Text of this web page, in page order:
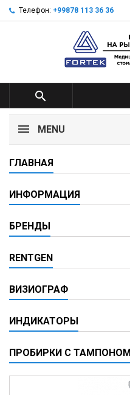
Телефон: +99878 113 36 36

MENU
ГЛАВНАЯ
ИНФОРМАЦИЯ
БРЕНДЫ
RENTGEN
ВИЗИОГРАФ
ИНДИКАТОРЫ
ПРОБИРКИ С ТАМПОНОМ